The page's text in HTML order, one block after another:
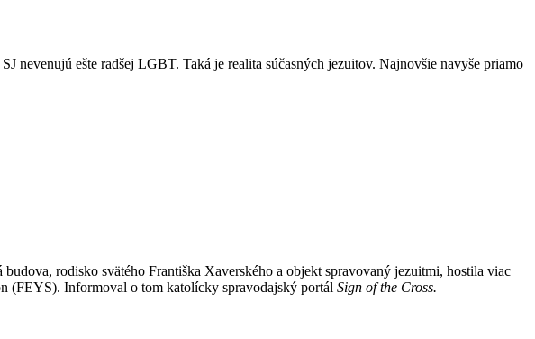
nevenujú ešte radšej LGBT. Taká je realita súčasných jezuitov. Najnovšie navyše priamo
rodisko svätého Františka Xaverského a objekt spravovaný jezuitmi, hostila viac
(FEYS). Informoval o tom katolícky spravodajský portál Sign of the Cross.